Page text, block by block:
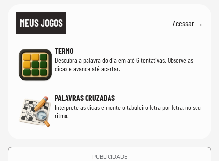
MEUS JOGOS Acessar →
TERMO
Descubra a palavra do dia em até 6 tentativas. Observe as
dicas e avance até acertar.
PALAVRAS CRUZADAS
Interprete as dicas e monte o tabuleiro letra por letra, no seu
ritmo.
PUBLICIDADE